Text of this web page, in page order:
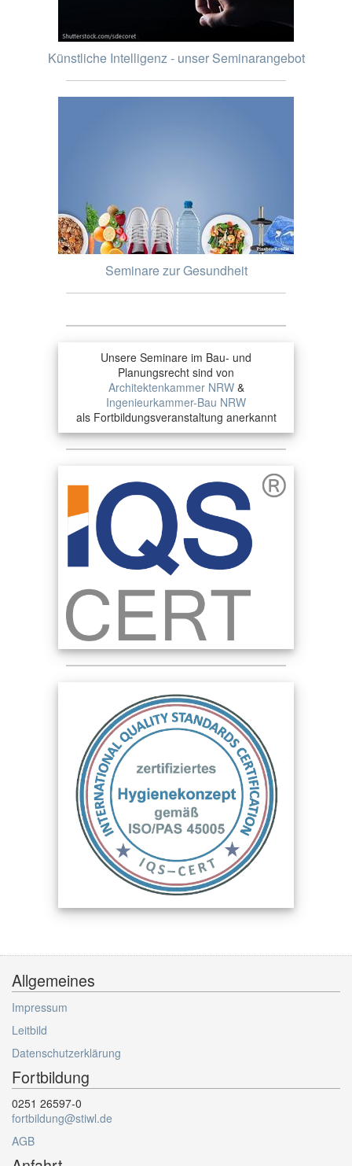
Künstliche Intelligenz - unser Seminarangebot
Seminare zur Gesundheit
Unsere Seminare im Bau- und
Planungsrecht sind von
Architektenkammer NRW&
Ingenieurkammer-Bau NRW
als Fortbildungsveranstaltung anerkannt
Allgemeines
Impressum
Leitbild
Datenschutzerklärung
Fortbildung
0251 26597-0
fortbildung@stiwl.de
AGB